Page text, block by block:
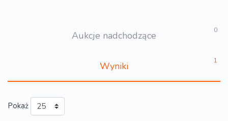
Aukcje nadchodzące 0
Wyniki 1
Pokaż